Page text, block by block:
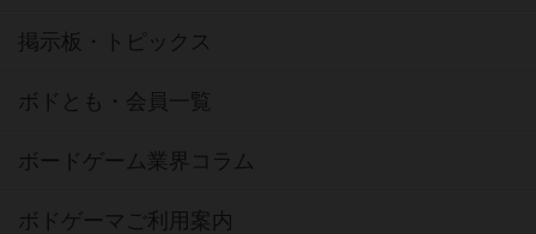
掲示板・トピックス
ボドとも・会員一覧
ボードゲーム業界コラム
ボドゲーマご利用案内